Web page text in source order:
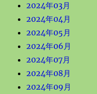
2024年03月
2024年04月
2024年05月
2024年06月
2024年07月
2024年08月
2024年09月